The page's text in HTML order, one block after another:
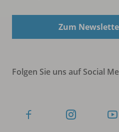
Zum
Folgen Sie uns auf Social